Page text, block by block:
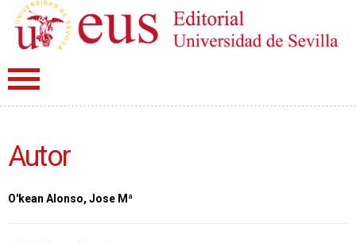
Autor
O'kean Alonso, Jose Mª